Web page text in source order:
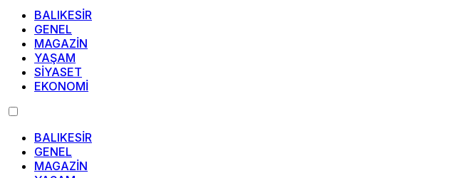
BALIKESİR
GENEL
MAGAZİN
YAŞAM
SİYASET
EKONOMİ
BALIKESİR
GENEL
MAGAZİN